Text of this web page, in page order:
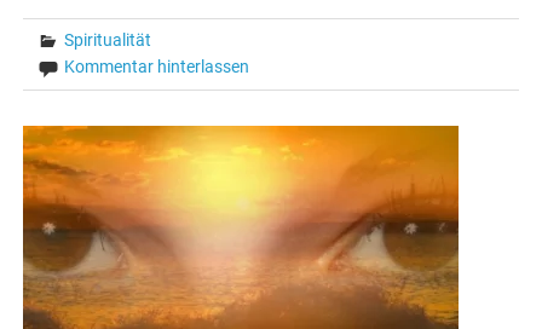
Spiritualität
Kommentar hinterlassen